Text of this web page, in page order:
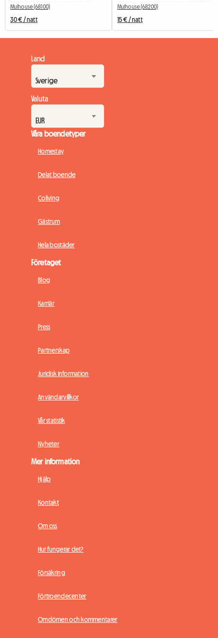
Mulhouse (68100)
30 € / natt
Mulhouse (68200)
15 € / natt
Land
Valuta
Våra boendetyper
Homestay
Delat boende
Coliving
Gästrum
Hela bostäder
Företaget
Blog
Karriär
Press
Partnerskap
Juridisk information
Användarvillkor
Vår statistik
Nyheter
Mer information
Hjälp
Kontakt
Om oss
Hur fungerar det?
Försäkring
Förtroendecenter
Omdömen och kommentarer